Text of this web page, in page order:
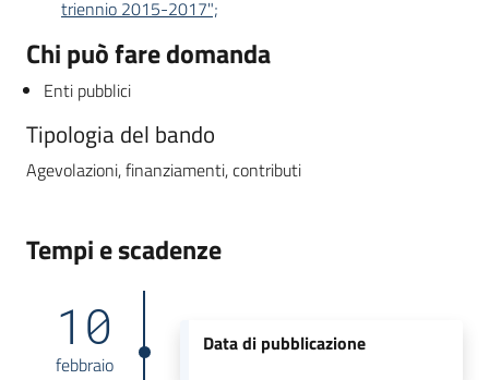
triennio 2015-2017";
Chi può fare domanda
Enti pubblici
Tipologia del bando
Agevolazioni, finanziamenti, contributi
Tempi e scadenze
10
febbraio
Data di pubblicazione